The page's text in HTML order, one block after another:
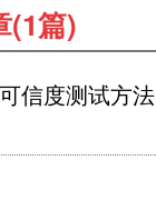
(1篇)
信度测试方法